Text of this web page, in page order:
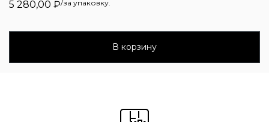
5 280,00 ₽/за упаковку.
В корзину